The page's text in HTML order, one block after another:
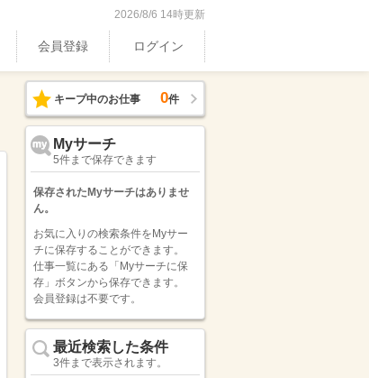
2026/8/6 14時更新
会員登録 ログイン
キープ中のお仕事 0件
Myサーチ
5件まで保存できます
保存されたMyサーチはありませ
ん。
お気に入りの検索条件をMyサー
チに保存することができます。
仕事一覧にある「Myサーチに保
存」ボタンから保存できます。
会員登録は不要です。
最近検索した条件
3件まで表示されます。